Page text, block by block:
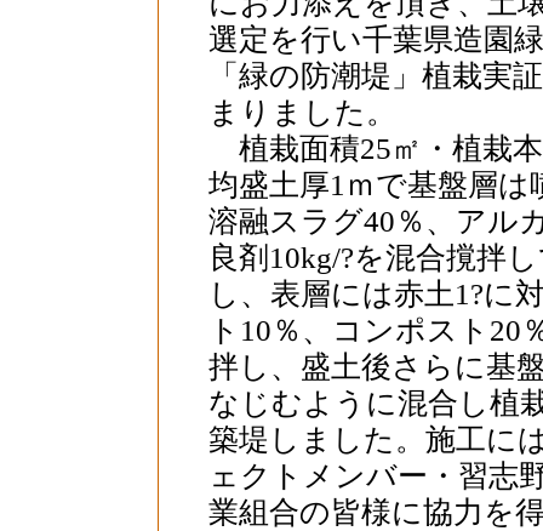
選定を行い千葉県造園
「緑の防潮堤」植栽実
まりました。
植栽面積25㎡・植栽
均盛土厚1ｍで基盤層は
溶融スラグ40％、アル
良剤10kg/?を混合撹拌
し、表層には赤土1?に
ト10％、コンポスト20
拌し、盛土後さらに基
なじむように混合し植
築堤しました。施工に
ェクトメンバー・習志
業組合の皆様に協力を